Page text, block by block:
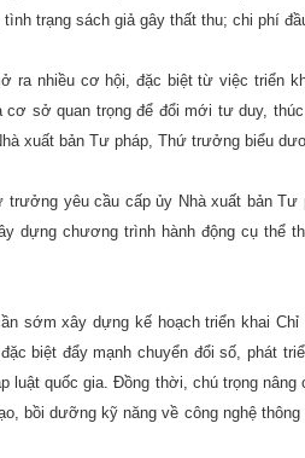
trạng sách giả gây thất thu; chi phí
ra nhiều cơ hội, đặc biệt từ việc triển
cơ sở quan trọng để đổi mới tư duy,
xuất bản Tư pháp, Thứ trưởng biểu
yêu cầu cấp ủy Nhà xuất bản
dựng chương trình hành động cụ thể
sớm xây dựng kế hoạch triển khai
biệt đẩy mạnh chuyển đổi số, phát
luật quốc gia. Đồng thời, chú trọng
bồi dưỡng kỹ năng về công nghệ